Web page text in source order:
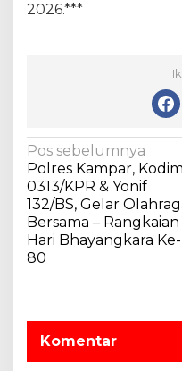
2026.***
N
a
v
i
g
i
p
Pos sebelumnya
Polres Kampar, Kodim
0313/KPR & Yonif
132/BS, Gelar
Bersama – Rangkaian
Hari Bhayangkara Ke-
80
Komentar